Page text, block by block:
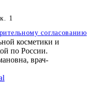
1
согласованию
косметики и
по России.
врач-